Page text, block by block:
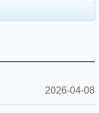
2026-04-08